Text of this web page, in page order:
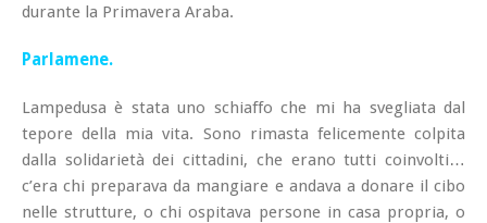
durante la Primavera Araba.
Parlamene.
Lampedusa è stata uno schiaffo che mi ha svegliata dal
tepore della mia vita. Sono rimasta felicemente colpita
dalla solidarietà dei cittadini, che erano tutti coinvolti…
c’era chi preparava da mangiare e andava a donare il cibo
nelle strutture, o chi ospitava persone in casa propria, o